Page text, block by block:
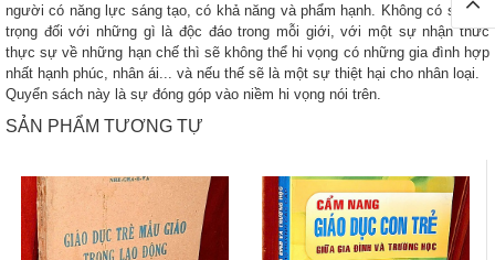
người có năng lực sáng tạo, có khả năng và phẩm hạnh. Không có sự tôn
trọng đối với những gì là độc đáo trong mỗi giới, với một sự nhận thức
thực sự về những hạn chế thì sẽ không thể hi vọng có những gia đình hợp
nhất hạnh phúc, nhân ái... và nếu thế sẽ là một sự thiệt hại cho nhân loại.
Quyển sách này là sự đóng góp vào niềm hi vọng nói trên.
SẢN PHẨM TƯƠNG TỰ